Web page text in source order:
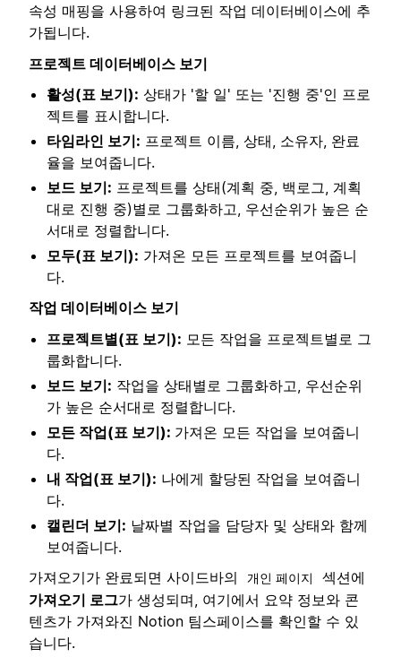
속성 매핑을 사용하여 링크된 작업 데이터베이스에 추
가됩니다.
프로젝트 데이터베이스 보기
활성(표 보기): 상태가 '할 일' 또는 '진행 중'인 프로
젝트를 표시합니다.
타임라인 보기: 프로젝트 이름, 상태, 소유자, 완료
율을 보여줍니다.
보드 보기: 프로젝트를 상태(계획 중, 백로그, 계획
대로 진행 중)별로 그룹화하고, 우선순위가 높은 순
서대로 정렬합니다.
모두(표 보기): 가져온 모든 프로젝트를 보여줍니
다.
작업 데이터베이스 보기
프로젝트별(표 보기): 모든 작업을 프로젝트별로 그
룹화합니다.
보드 보기: 작업을 상태별로 그룹화하고, 우선순위
가 높은 순서대로 정렬합니다.
모든 작업(표 보기): 가져온 모든 작업을 보여줍니
다.
내 작업(표 보기): 나에게 할당된 작업을 보여줍니
다.
캘린더 보기: 날짜별 작업을 담당자 및 상태와 함께
보여줍니다.
가져오기가 완료되면 사이드바의
개인 페이지
섹션에
가져오기 로그가 생성되며, 여기에서 요약 정보와 콘
텐츠가 가져와진 Notion 팀스페이스를 확인할 수 있
습니다.